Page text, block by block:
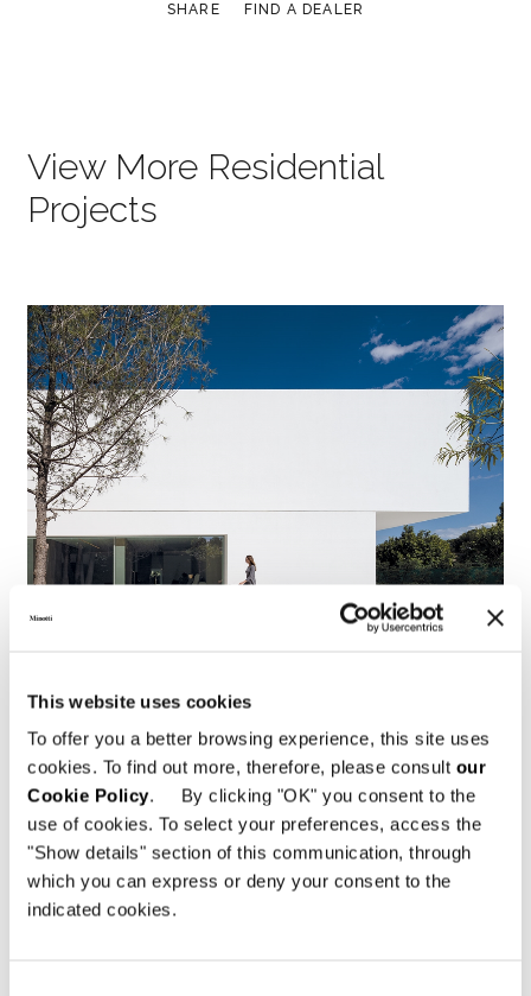
This website uses cookies
To offer you a better browsing experience, this site uses
cookies. To find out more, therefore, please consult our
Cookie Policy. By clicking "OK" you consent to the
use of cookies. To select your preferences, access the
"Show details" section of this communication, through
which you can express or deny your consent to the
indicated cookies.
SHARE FIND A DEALER
View More Residential
Projects
Valencia, casa nella pineta
FIND OUT MORE